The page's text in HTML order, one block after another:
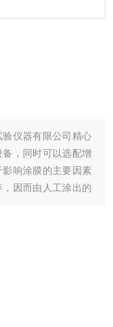
仪器有限公司精心
，同时可以选配增
响涂膜的主要因素
因而由人工涂出的
困难。本款涂布试